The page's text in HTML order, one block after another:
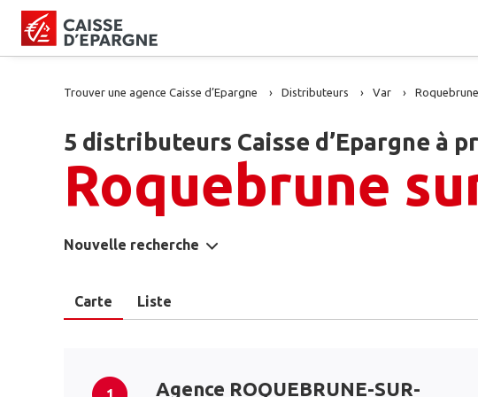
Trouver une agence Caisse d’Epargne Distributeurs Var
5 distributeurs Caisse d’Epargne à
Roquebrune
Nouvelle recherche
Carte Liste
Agence ROQUEBRUNE-SUR-